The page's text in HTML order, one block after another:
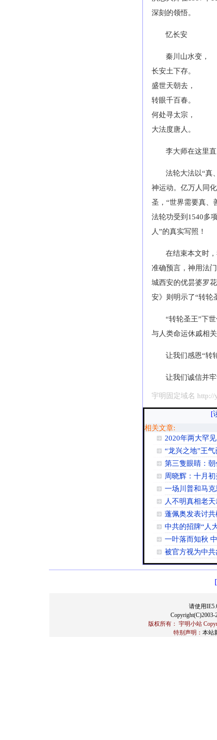
深刻的领悟。
忆长安
秦川山水变，
长安土下存。
盛世天朝去，
转眼千百春。
何处寻太宗，
大法度唐人。
李大师在这里
法轮大法以“真
神运动。亿万人同
圣，“世界需要真、
法轮功受到1540多
人”的真实写照！
在结束本文时
准确预言，神用法
城西安的优昙婆罗
安》则明示了“转轮
“转轮圣王”下
与人类命运休戚相
让我们感恩“转
让我们诚信并
宇明固定域名 http://
[
相关文章:
2020年两大罕
“龙兴之地”王
第三隻眼睛：
周晓辉：十月
一场川普和马
人不明真相老
蓬佩奥发表讨
中共的招牌“人
一叶落而知秋
被官方视为中
请使用
版权所有： 宇明小站
特别声明： 本站